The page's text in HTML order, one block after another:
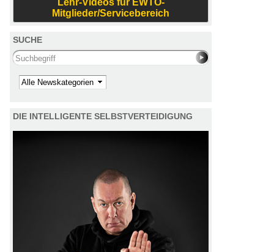
Lehr-Videos für EWTO-
Mitglieder/Servicebereich
SUCHE
Search this site
Kategorie
DIE INTELLIGENTE SELBSTVERTEIDIGUNG